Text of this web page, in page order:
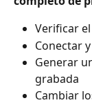
Verificar
Conectar
Generar
grabada
Cambiar